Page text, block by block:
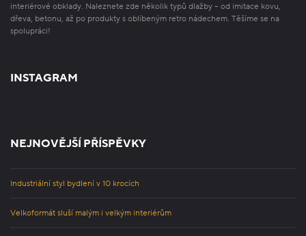
interiérové obklady. Naleznete zde několik typů dlažby – od imitace kovu,
dřeva, betonu, až po produkty s oblíbeným retro nádechem. Těšíme se na
spolupráci!
INSTAGRAM
NEJNOVĚJŠÍ PŘÍSPĚVKY
Industriální styl bydlení v 10 krocích
Velkoformát sluší malým i velkým interiérům